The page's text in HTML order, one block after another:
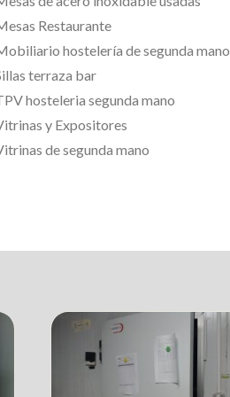
Restaurante
hostelería de segunda mano
terraza bar
hosteleria segunda mano
y Expositores
de segunda mano